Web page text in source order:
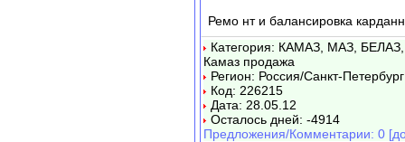
Ремо нт и балансировка
Категория: КАМАЗ, МАЗ,
Камаз продажа
Регион: Россия/Санкт-Петербург
Код: 226215
Дата: 28.05.12
Осталось дней: -4914
Предложения/Комментарии: 0